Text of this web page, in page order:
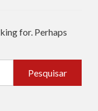
for. Perhaps